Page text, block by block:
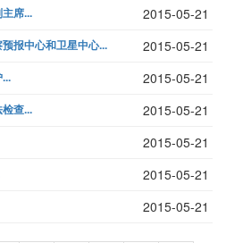
席... 2015-05-21
报中心和卫星中心... 2015-05-21
2015-05-21
查... 2015-05-21
2015-05-21
2015-05-21
2015-05-21